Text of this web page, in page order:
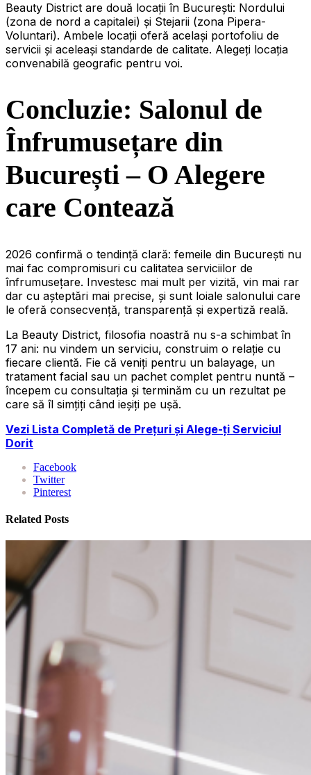
Beauty District are două locații în București: Nordului
(zona de nord a capitalei) și Stejarii (zona Pipera-
Voluntari). Ambele locații oferă același portofoliu de
servicii și aceleași standarde de calitate. Alegeți locația
convenabilă geografic pentru voi.
Concluzie: Salonul de
Înfrumusețare din
București – O Alegere
care Contează
2026 confirmă o tendință clară: femeile din București nu
mai fac compromisuri cu calitatea serviciilor de
înfrumusețare. Investesc mai mult per vizită, vin mai rar
dar cu așteptări mai precise, și sunt loiale salonului care
le oferă consecvență, transparență și expertiză reală.
La Beauty District, filosofia noastră nu s-a schimbat în
17 ani: nu vindem un serviciu, construim o relație cu
fiecare clientă. Fie că veniți pentru un balayage, un
tratament facial sau un pachet complet pentru nuntă –
începem cu consultația și terminăm cu un rezultat pe
care să îl simțiți când ieșiți pe ușă.
Vezi Lista Completă de Prețuri și Alege-ți Serviciul
Dorit
Facebook
Twitter
Pinterest
Related Posts